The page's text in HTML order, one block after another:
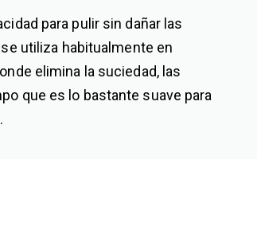
para pulir sin dañar las
utiliza habitualmente en
elimina la suciedad, las
que es lo bastante suave para